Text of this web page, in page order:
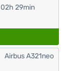
02h 29min
Airbus A321neo